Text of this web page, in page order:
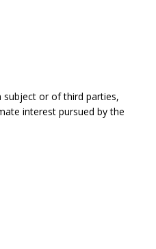
subject or of third parties,
interest pursued by the